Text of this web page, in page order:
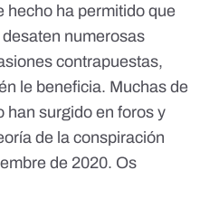
hecho ha permitido que
numerosas
contrapuestas,
le beneficia. Muchas de
han surgido en foros y
de la conspiración
de 2020. Os